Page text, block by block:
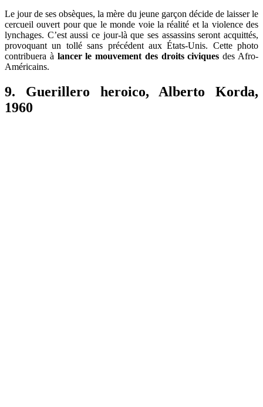
Le jour de ses obsèques, la mère du jeune garçon décide de laisser le
cercueil ouvert pour que le monde voie la réalité et la violence des
lynchages. C’est aussi ce jour-là que ses assassins seront acquittés,
provoquant un tollé sans précédent aux États-Unis. Cette photo
contribuera àlancer le mouvement des droits civiques des Afro-
Américains.
9. Guerillero heroico, Alberto Korda,
1960